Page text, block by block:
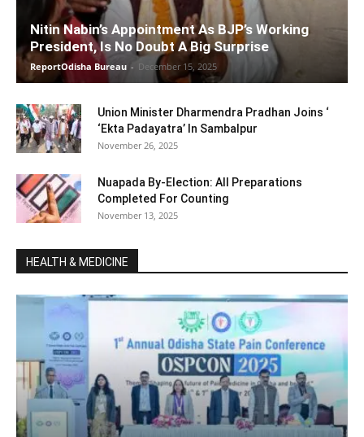
Nitin Nabin’s Appointment As BJP’s Working
President, Is No Doubt A Big Surprise
ReportOdisha Bureau - December 15, 2025
Union Minister Dharmendra Pradhan Joins ‘
‘Ekta Padayatra’ In Sambalpur
November 26, 2025
Nuapada By-Election: All Preparations
Completed For Counting
November 13, 2025
HEALTH & MEDICINE